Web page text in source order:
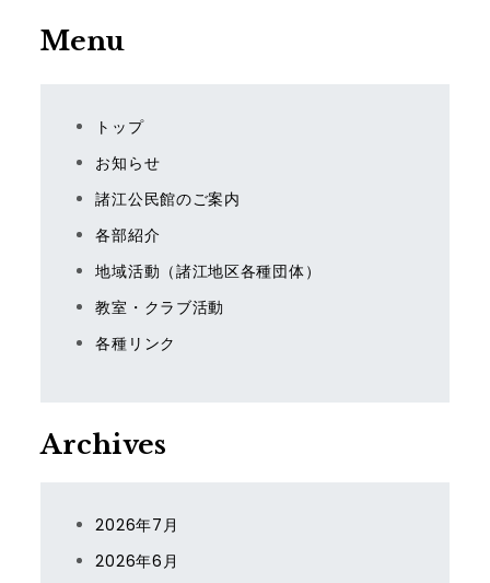
Menu
トップ
お知らせ
諸江公民館のご案内
各部紹介
地域活動（諸江地区各種団体）
教室・クラブ活動
各種リンク
Archives
2026年7月
2026年6月